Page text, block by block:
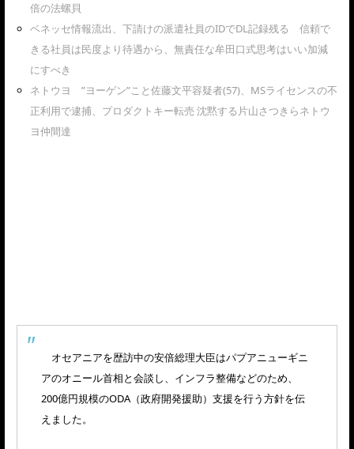
倍の法螺貝
ベネッセ情報流出、下請けの派遣社員のIDでDL記録残る 信頼で
きる社員は民度より待遇から、無責任な牟田口式思考はいい加減
にすべき
ネトウヨ ”ヨーゲン”こと佐藤文平容疑者(57)、MSライセンスの不
正利用で逮捕、プロダクトキー転売 沈黙する片山さつきらネトウ
ヨ仲間達
オセアニアを歴訪中の安倍総理大臣はパプアニューギニ
アのオニール首相と会談し、インフラ整備などのため、
200億円規模のODA（政府開発援助）支援を行う方針を伝
えました。